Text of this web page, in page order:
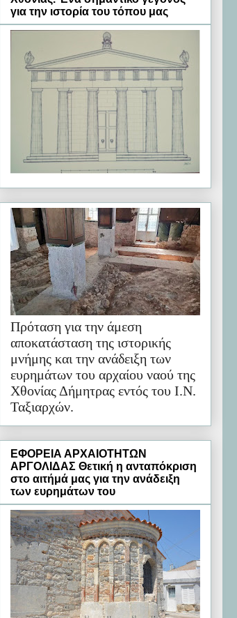
για την ιστορία του τόπου μας
Πρόταση για την άμεση
αποκατάσταση της ιστορικής
μνήμης και την ανάδειξη των
ευρημάτων του αρχαίου ναού της
Χθονίας Δήμητρας εντός του Ι.Ν.
Ταξιαρχών.
ΕΦΟΡΕΙΑ ΑΡΧΑΙΟΤΗΤΩΝ
ΑΡΓΟΛΙΔΑΣ Θετική η ανταπόκριση
στο αιτήμά μας για την ανάδειξη
των ευρημάτων του